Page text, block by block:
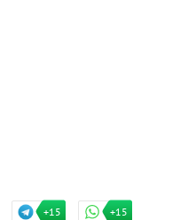
+15 +15